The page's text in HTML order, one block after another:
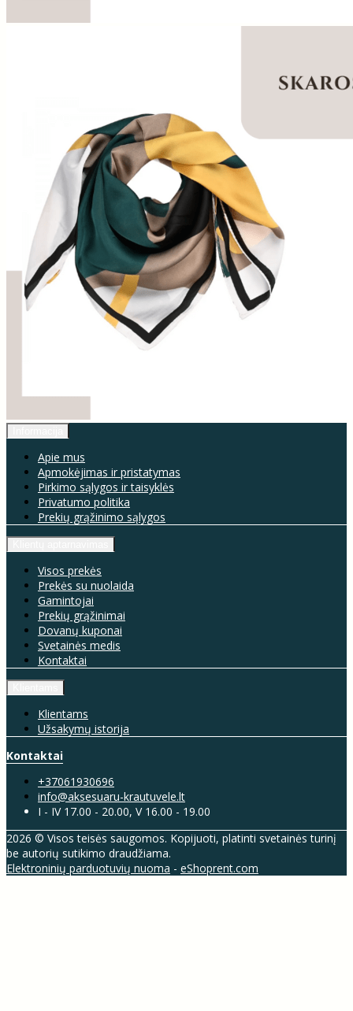
Apie mus
Apmokėjimas ir pristatymas
Pirkimo sąlygos ir taisyklės
Privatumo politika
Prekių grąžinimo sąlygos
Visos prekės
Prekės su nuolaida
Gamintojai
Prekių grąžinimai
Dovanų kuponai
Svetainės medis
Kontaktai
Klientams
Užsakymų istorija
Kontaktai
+37061930696
info@aksesuaru-krautuvele.lt
I - IV 17.00 - 20.00, V 16.00 - 19.00
2026 © Visos teisės saugomos. Kopijuoti, platinti svetainės turinį
be autorių sutikimo draudžiama.
Elektroninių parduotuvių nuoma - eShoprent.com